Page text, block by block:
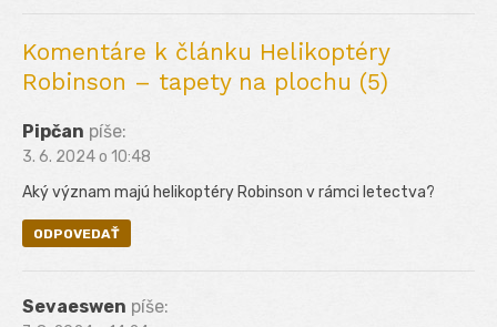
Komentáre k článku Helikoptéry
Robinson – tapety na plochu (5)
Pipčan píše:
3. 6. 2024 o 10:48
Aký význam majú helikoptéry Robinson v rámci letectva?
ODPOVEDAŤ
Sevaeswen píše: